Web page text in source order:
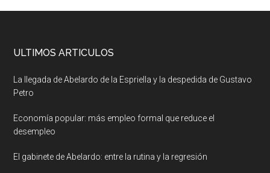
ULTIMOS ARTICULOS
La llegada de Abelardo de la Espriella y la despedida de Gustavo
Petro
Economía popular: más empleo formal que reduce el
desempleo
El gabinete de Abelardo: entre la rutina y la regresión